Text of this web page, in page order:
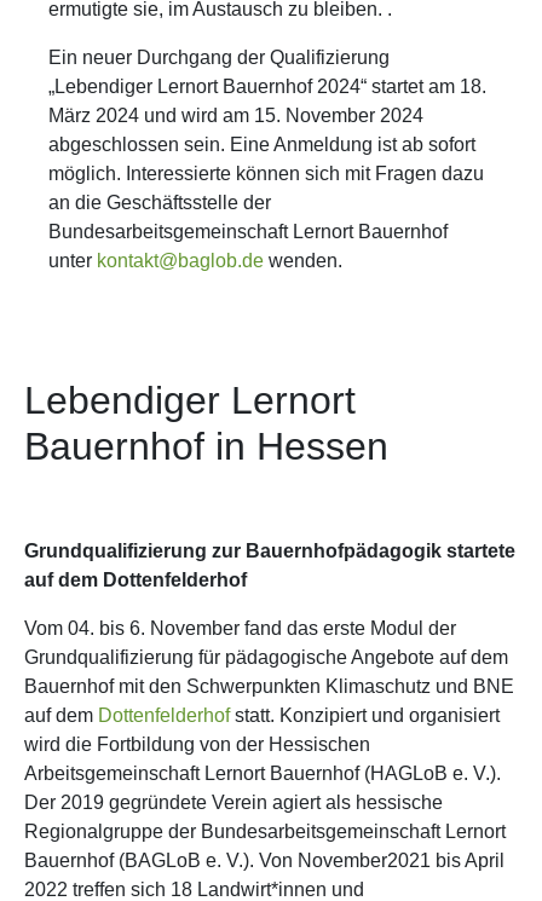
ermutigte sie, im Austausch zu bleiben. .
Ein neuer Durchgang der Qualifizierung
„Lebendiger Lernort Bauernhof 2024“ startet am 18.
März 2024 und wird am 15. November 2024
abgeschlossen sein. Eine Anmeldung ist ab sofort
möglich. Interessierte können sich mit Fragen dazu
an die Geschäftsstelle der
Bundesarbeitsgemeinschaft Lernort Bauernhof
unter kontakt@baglob.de wenden.
Lebendiger Lernort
Bauernhof in Hessen
Grundqualifizierung zur Bauernhofpädagogik startete
auf dem Dottenfelderhof
Vom 04. bis 6. November fand das erste Modul der
Grundqualifizierung für pädagogische Angebote auf dem
Bauernhof mit den Schwerpunkten Klimaschutz und BNE
auf dem Dottenfelderhofstatt. Konzipiert und organisiert
wird die Fortbildung von der Hessischen
Arbeitsgemeinschaft Lernort Bauernhof (HAGLoB e. V.).
Der 2019 gegründete Verein agiert als hessische
Regionalgruppe der Bundesarbeitsgemeinschaft Lernort
Bauernhof (BAGLoB e. V.). Von November2021 bis April
2022 treffen sich 18 Landwirt*innen und